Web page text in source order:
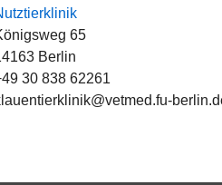
65
Berlin
30 838 62261